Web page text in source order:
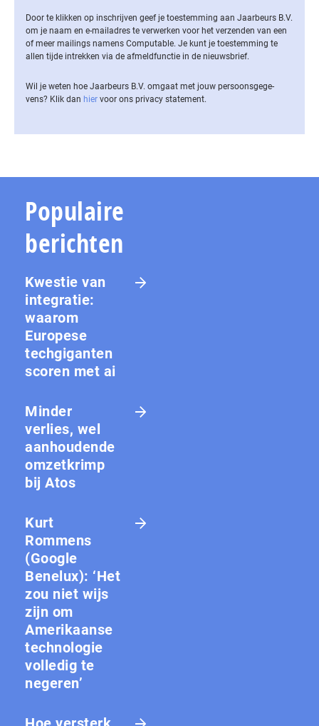
Door te klikken op inschrijven geef je toestemming aan Jaarbeurs B.V.
om je naam en e-mailadres te verwerken voor het verzenden van een
of meer mailings namens Computable. Je kunt je toestemming te
allen tijde intrekken via de af­meld­func­tie in de nieuwsbrief.
Wil je weten hoe Jaarbeurs B.V. omgaat met jouw per­soons­ge­ge­
vens? Klik dan hier voor ons privacy statement.
Populaire
berichten
Kwestie van
integratie:
waarom
Europese
techgiganten
scoren met ai
Minder
verlies, wel
aanhoudende
omzetkrimp
bij Atos
Kurt
Rommens
(Google
Benelux): ‘Het
zou niet wijs
zijn om
Amerikaanse
technologie
volledig te
negeren’